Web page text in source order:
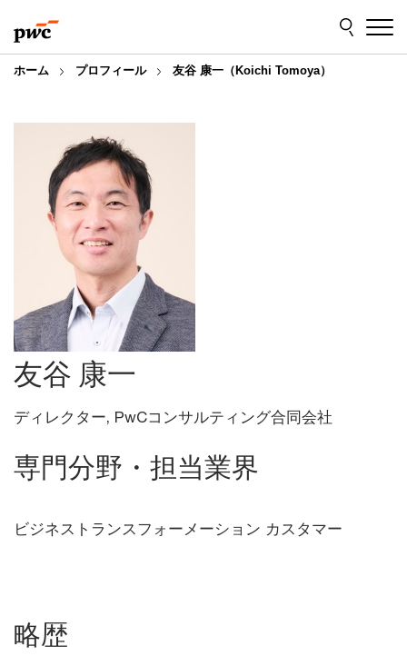
to
content
to
footer
ホーム プロフィール 友谷 康一（Koichi Tomoya）
友谷 康一
ディレクター, PwCコンサルティング合同会社
専門分野・担当業界
ビジネストランスフォーメーション カスタマー
略歴